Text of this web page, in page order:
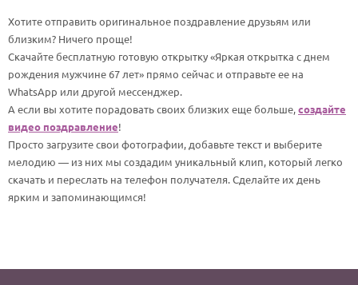
Хотите отправить оригинальное поздравление друзьям или
близким? Ничего проще!
Скачайте бесплатную готовую открытку «Яркая открытка с днем
рождения мужчине 67 лет» прямо сейчас и отправьте ее на
WhatsApp или другой мессенджер.
А если вы хотите порадовать своих близких еще больше,создайте
видео поздравление!
Просто загрузите свои фотографии, добавьте текст и выберите
мелодию — из них мы создадим уникальный клип, который легко
скачать и переслать на телефон получателя. Сделайте их день
ярким и запоминающимся!